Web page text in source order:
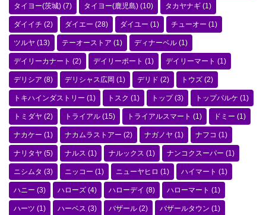
タイヨー(茨城) (7) タイヨー(鹿児島) (10) タカヤナギ (1)
ダイイチ (2) ダイエー (28) ダイユー (1) チューオー (1)
ツルヤ (13) テーオーストア (1) ディナーベル (1)
デイリーカナート (2) デイリーポート (1) デイリーマート (1)
デリシア (8) デリシャス広岡 (1) デリド (2) トウズ (2)
トキハインダストリー (1) トスク (1) トップ(3) トップパルケ (1)
トミダヤ (2) トライアル (15) トライアルスマート (1) ドミー (1)
ナカケー (1) ナカムラストアー (2) ナガノヤ (1) ナフコ (1)
ナリタヤ (5) ナルス (1) ナルックス (1) ナンコクスーパー (1)
ニシムタ (3) ニッコー (1) ニューヤヒロ (1) ハイマート (1)
ハニー (3) ハローズ (4) ハローデイ (8) ハローマート (1)
ハーツ (1) ハーベス (3) バザール (2) バザールタウン (1)